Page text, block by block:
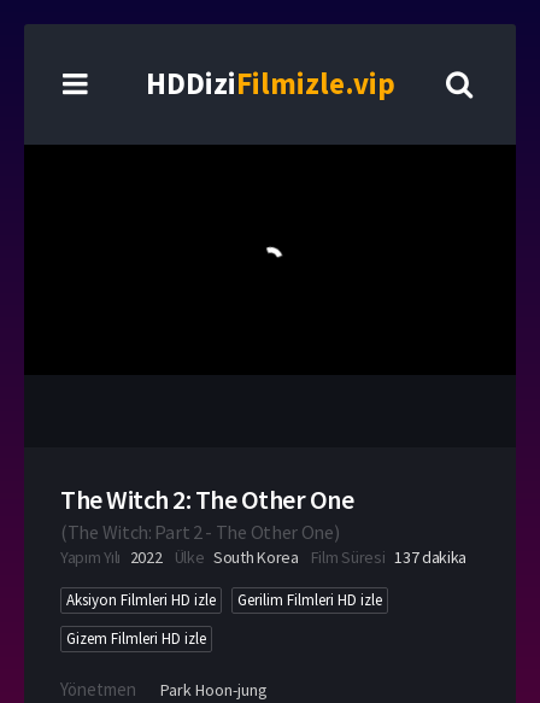
HDDiziFilmizle.vip
The Witch 2: The Other One
(The Witch: Part 2 - The Other One)
Yapım Yılı 2022 Ülke South Korea Film Süresi 137 dakika
Aksiyon Filmleri HD izle
Gerilim Filmleri HD izle
Gizem Filmleri HD izle
Yönetmen Park Hoon-jung